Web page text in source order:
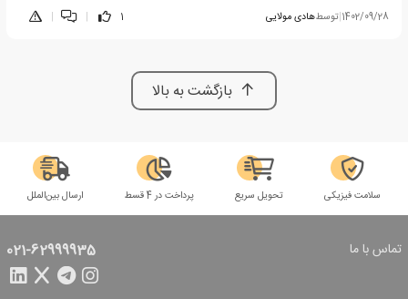
1402/09/28
|توسطهادی مولایی 1
|
|
بازگشت به بالا
سلامت فیزیکی تحویل سریع پرداخت در 4 قسط ارسال بین‌الملل
تماس با ما 021-62999935